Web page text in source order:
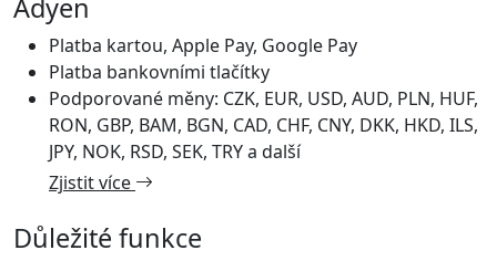
Adyen
Platba kartou, Apple Pay, Google Pay
Platba bankovními tlačítky
Podporované měny: CZK, EUR, USD, AUD, PLN, HUF,
RON, GBP, BAM, BGN, CAD, CHF, CNY, DKK, HKD, ILS,
JPY, NOK, RSD, SEK, TRY a další
Zjistit více
Důležité funkce